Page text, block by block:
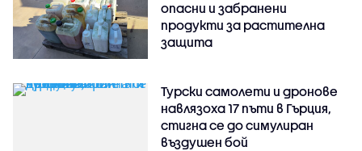
опасни и забранени
продукти за растителна
защита
Турски самолети и дронове
навлязоха 17 пъти в Гърция,
стигна се до симулиран
въздушен бой